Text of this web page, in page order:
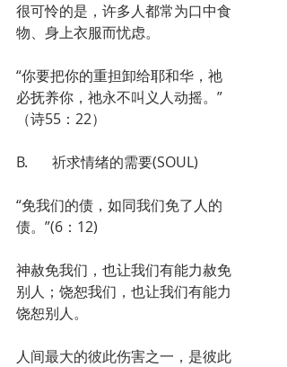
很可怜的是，许多人都常为口中食
物、身上衣服而忧虑。
“你要把你的重担卸给耶和华，祂
必抚养你，祂永不叫义人动摇。”
（诗55：22）
B.	祈求情绪的需要(SOUL)
“免我们的债，如同我们免了人的
债。”(6：12)
神赦免我们，也让我们有能力赦免
别人；饶恕我们，也让我们有能力
饶恕别人。
人间最大的彼此伤害之一，是彼此